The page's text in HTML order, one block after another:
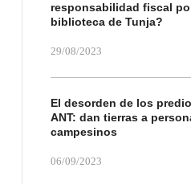
responsabilidad fiscal
biblioteca de Tunja?
29/08/2023
El desorden de los
ANT: dan tierras a
campesinos
06/09/2023